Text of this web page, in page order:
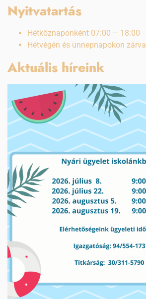
Nyitvatartás
Hétköznaponként 07:00 – 18:00
Hétvégén és ünnepnapokon zárva
Aktuális híreink